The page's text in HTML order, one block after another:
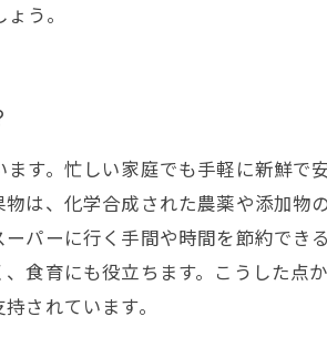
う。
す。忙しい家庭でも手軽に新鮮で
は、化学合成された農薬や添加物
パーに行く手間や時間を節約でき
食育にも役立ちます。こうした点
されています。